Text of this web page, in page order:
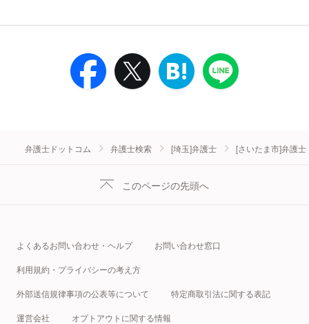
弁護士ドットコム 弁護士検索 [埼玉]弁護士 [さいたま市]弁護士
このページの先頭へ
よくあるお問い合わせ・ヘルプ お問い合わせ窓口
利用規約・プライバシーの考え方
外部送信規律事項の公表等について 特定商取引法に関する表記
運営会社 オプトアウトに関する情報